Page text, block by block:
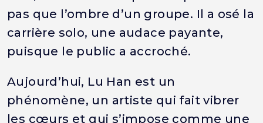
pas que l’ombre d’un groupe. Il a osé la
carrière solo, une audace payante,
puisque le public a accroché.
Aujourd’hui, Lu Han est un
phénomène, un artiste qui fait vibrer
les cœurs et qui s’impose comme une